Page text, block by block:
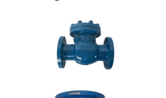
Серия CP